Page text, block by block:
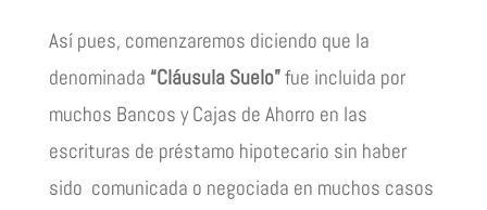
Así pues, comenzaremos diciendo que la
denominada “Cláusula Suelo”fue incluida por
muchos Bancos y Cajas de Ahorro en las
escrituras de préstamo hipotecario sin haber
sido comunicada o negociada en muchos casos